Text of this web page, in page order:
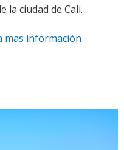
la ciudad de Cali.
mas información